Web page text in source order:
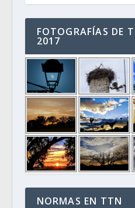
FOTOGRAFÍAS DE
2017
NORMAS EN TTN